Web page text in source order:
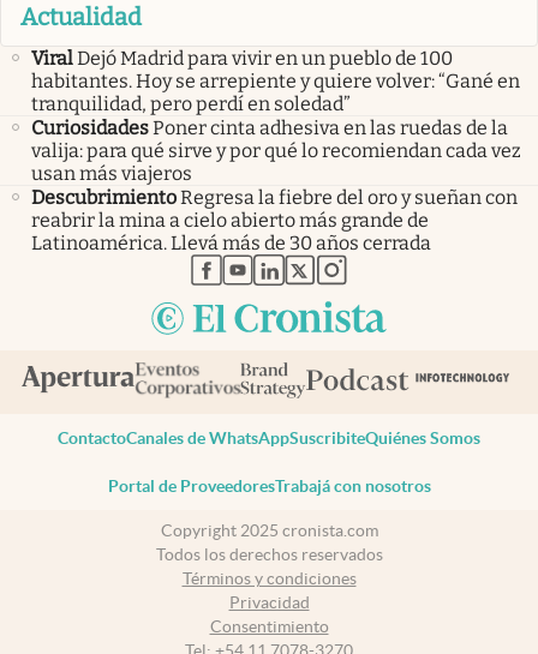
Actualidad
ViralDejó Madrid para vivir en un pueblo de 100
habitantes. Hoy se arrepiente y quiere volver: “Gané en
tranquilidad, pero perdí en soledad”
CuriosidadesPoner cinta adhesiva en las ruedas de la
valija: para qué sirve y por qué lo recomiendan cada vez
usan más viajeros
DescubrimientoRegresa la fiebre del oro y sueñan con
reabrir la mina a cielo abierto más grande de
Latinoamérica. Llevá más de 30 años cerrada
abre en nueva pestaña
abre en nueva pestaña
abre en nueva pestaña
abre en nueva pestaña
abre en nueva pestaña
ContactoCanales de WhatsAppSuscribiteQuiénes Somos
Portal de ProveedoresTrabajá con nosotros
Copyright 2025 cronista.com
Todos los derechos reservados
Términos y condiciones
Privacidad
Consentimiento